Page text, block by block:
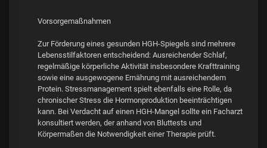
Vorsorgemaßnahmen
Zur Förderung eines gesunden HGH-Spiegels sind mehrere
Lebensstilfaktoren entscheidend: Ausreichender Schlaf,
regelmäßige körperliche Aktivität insbesondere Krafttraining
sowie eine ausgewogene Ernährung mit ausreichendem
Protein. Stressmanagement spielt ebenfalls eine Rolle, da
chronischer Stress die Hormonproduktion beeinträchtigen
kann. Bei Verdacht auf einen HGH-Mangel sollte ein Facharzt
konsultiert werden, der anhand von Bluttests und
Körpermaßen die Notwendigkeit einer Therapie prüft.